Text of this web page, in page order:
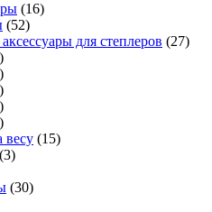
(16)
(52)
для степлеров (27)
весу (15)
(3)
(30)